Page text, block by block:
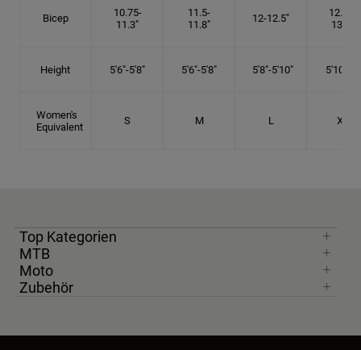
Bicep
10.75-
11.3"
11.5-
11.8"
12-12.5"
12.75-
13.3"
Height 5'6"-5'8" 5'6"-5'8" 5'8"-5'10" 5'10"- 6'
Women's
Equivalent
S M L XL
Top Kategorien
MTB
Moto
Zubehör